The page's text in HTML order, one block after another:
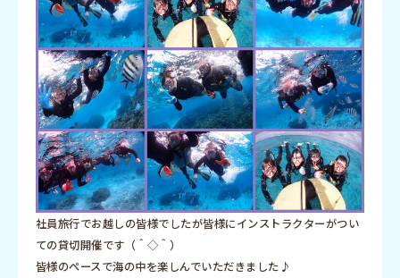
社員旅行でお越しの皆様でしたが皆様にインストラクターがつい
ての貸切開催です（＾◇＾）
皆様のペースで海の中を楽しんでいただきました♪